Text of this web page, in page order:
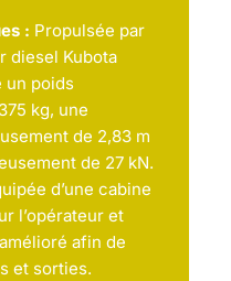
: Propulsée par
diesel Kubota
un poids
kg, une
de 2,83 m
de 27 kN.
d’une cabine
l’opérateur et
afin de
et sorties.